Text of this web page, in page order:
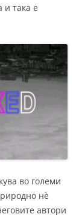
и така е
во големи
нè
автори